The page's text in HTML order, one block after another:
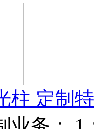
柱 定制